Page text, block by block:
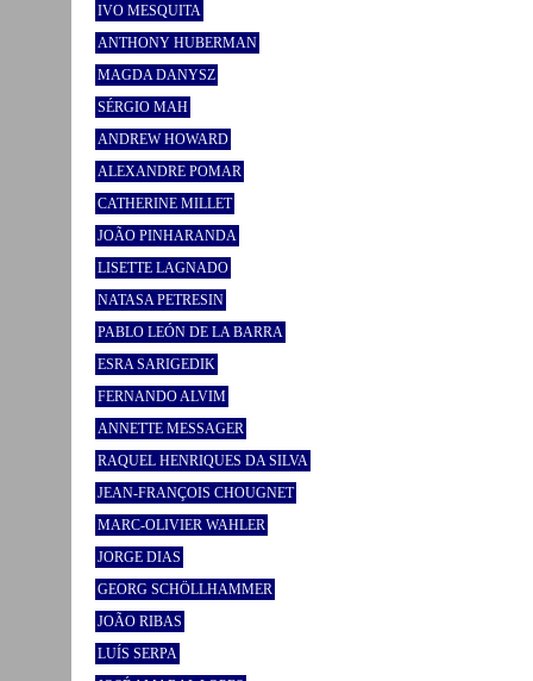
IVO MESQUITA
ANTHONY HUBERMAN
MAGDA DANYSZ
SÉRGIO MAH
ANDREW HOWARD
ALEXANDRE POMAR
CATHERINE MILLET
JOÃO PINHARANDA
LISETTE LAGNADO
NATASA PETRESIN
PABLO LEÓN DE LA BARRA
ESRA SARIGEDIK
FERNANDO ALVIM
ANNETTE MESSAGER
RAQUEL HENRIQUES DA SILVA
JEAN-FRANÇOIS CHOUGNET
MARC-OLIVIER WAHLER
JORGE DIAS
GEORG SCHÖLLHAMMER
JOÃO RIBAS
LUÍS SERPA